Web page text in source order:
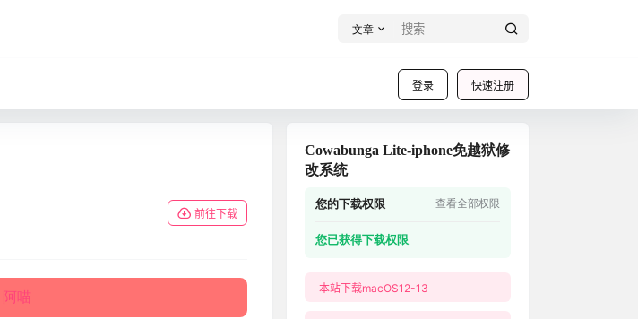
文章
登录 快速注册
前往下载
阿喵
Cowabunga Lite-iphone免越狱修
改系统
您的下载权限 查看全部权限
您已获得下载权限
本站下载macOS12-13